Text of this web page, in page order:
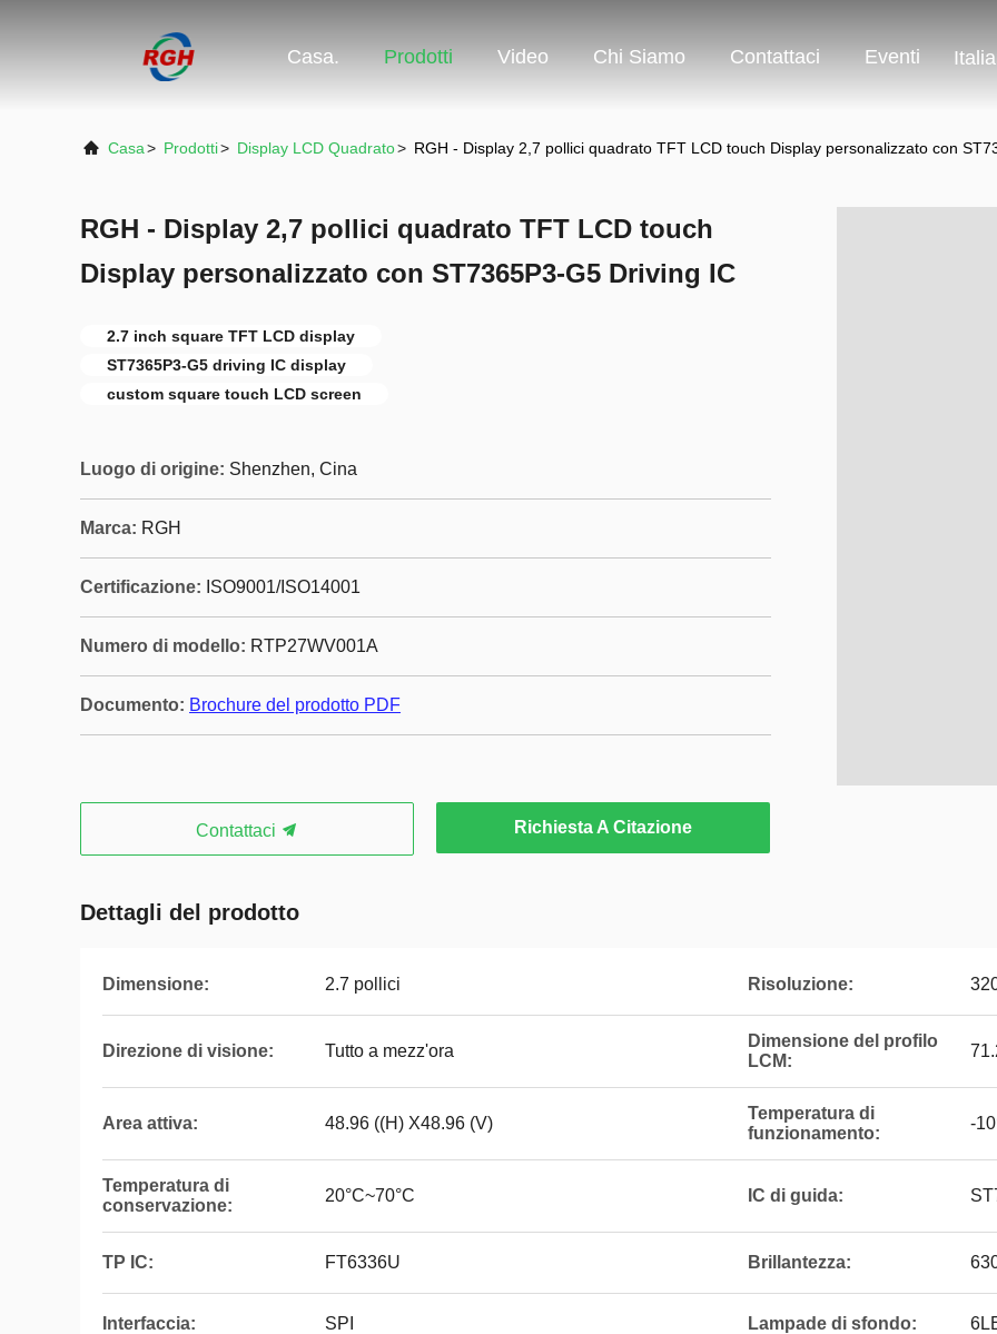
Casa. Prodotti Video Chi Siamo Contattaci Eventi
Casa> Prodotti> Display LCD Quadrato> RGH - Display 2,7 pollici quadrato TFT LCD touch Display personalizzato con
RGH - Display 2,7 pollici quadrato TFT LCD touch
Display personalizzato con ST7365P3-G5 Driving IC
2.7 inch square TFT LCD display
ST7365P3-G5 driving IC display
custom square touch LCD screen
Luogo di origine: Shenzhen, Cina
Marca: RGH
Certificazione: ISO9001/ISO14001
Numero di modello: RTP27WV001A
Documento: Brochure del prodotto PDF
Contattaci Richiesta A Citazione
Dettagli del prodotto
Dimensione: 2.7 pollici Risoluzione:
Direzione di visione: Tutto a mezz'ora
Dimensione del profilo
LCM:
Area attiva: 48.96 ((H) X48.96 (V)
Temperatura di
funzionamento:
-
Temperatura di
conservazione:
20°C~70°C IC di guida:
TP IC: FT6336U Brillantezza:
Interfaccia: SPI Lampade di sfondo: